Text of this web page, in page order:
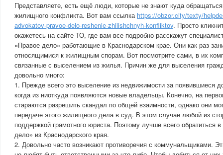
Представляете, есть ещё люди, которые не знают куда обращаться
жилищного конфликта. Вот вам ссылка https://obzor.city/texty/
advokatov-pravoe-delo-reshenie-zhilishchnyh-konfliktov. Просто
окажетесь на сайте ТО, где вам все подробно расскажут
«Правое дело» работающие в Краснодарском крае. Они как раз
относящимися к жилищным спорам. Вот посмотрите сами, в их
связанные с выселением из жилья. Причин же для выселения
довольно много:
1. Прежде всего это выселение из недвижимости за появившиеся
когда из ниоткуда появляются новые владельцы. Конечно, на
стараются разрешить скандал по общей взаимности, однако они
передаче этого жилищного дела в суд. В этом случае любой из
поддержкой грамотного юриста. Поэтому лучше всего обратиться
дело» из Краснодарского края.
2. Довольно часто возникают противоречия с коммунальщиками.